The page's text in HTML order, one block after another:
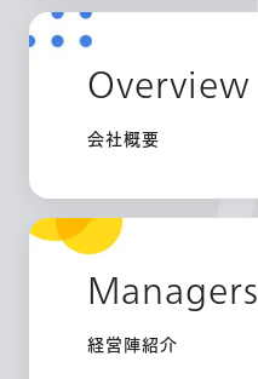
Overview
会社概要
Managers
経営陣紹介